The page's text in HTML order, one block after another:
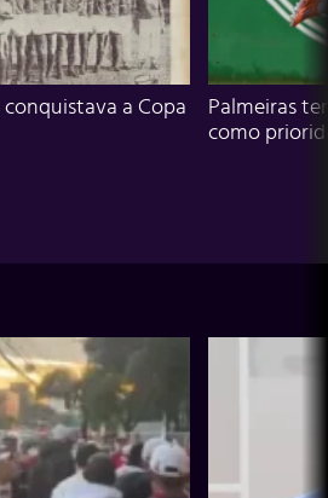
conquistava a Copa
Palmeiras
como